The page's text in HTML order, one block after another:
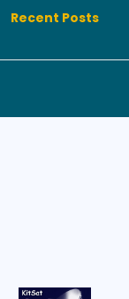
Recent Posts